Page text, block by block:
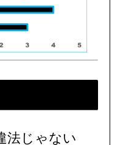
法じゃない